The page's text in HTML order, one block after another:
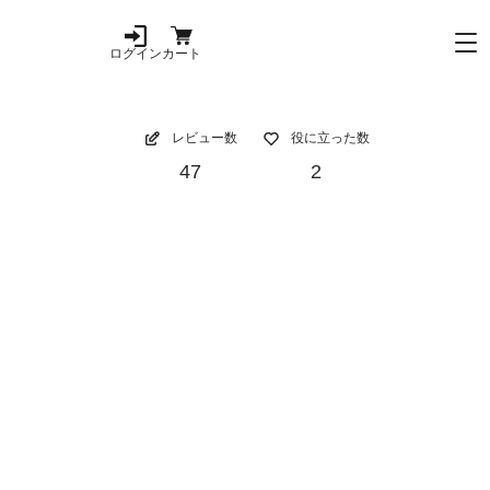
ログインカート
レビュー数
47
役に立った数
2